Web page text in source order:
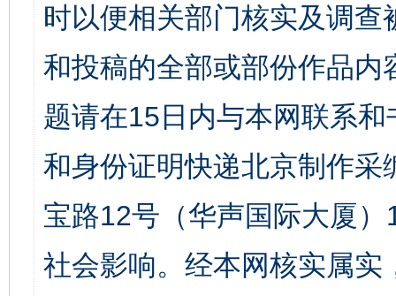
时以便相关部门核实及调
和投稿的全部或部份作品
题请在15日内与本网联系
和身份证明快递北京制作
宝路12号（华声国际大厦
社会影响。经本网核实属